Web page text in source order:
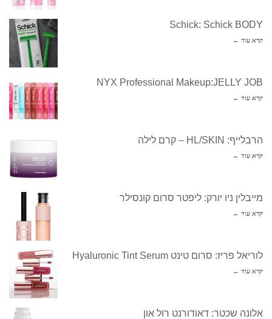
Schick: Schick BODY
קרא עוד ←
NYX Professional Makeup:JELLY JOB
קרא עוד ←
הרבלייף: HL/SKIN – קרם לילה
קרא עוד ←
מייבלין ניו יורק: ליפטר סרום קונסילר
קרא עוד ←
לוריאל פריז: סרום טינט Hyaluronic Tint Serum
קרא עוד ←
אלונה שכטר: דאודורנט רול און